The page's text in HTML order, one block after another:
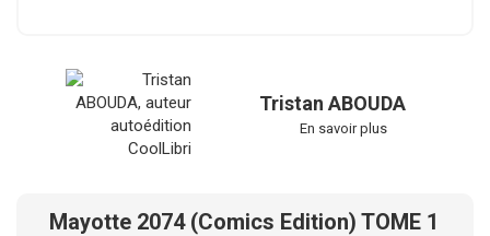
Tristan ABOUDA
En savoir plus
Mayotte 2074 (Comics Edition) TOME 1